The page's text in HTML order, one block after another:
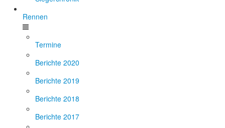
Rennen
Termine
Berichte 2020
Berichte 2019
Berichte 2018
Berichte 2017